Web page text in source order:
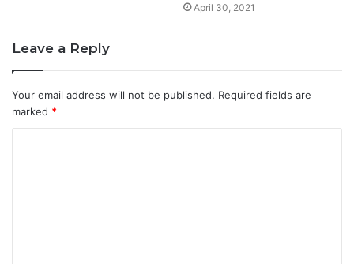
April 30, 2021
Leave a Reply
Your email address will not be published. Required fields are
marked *